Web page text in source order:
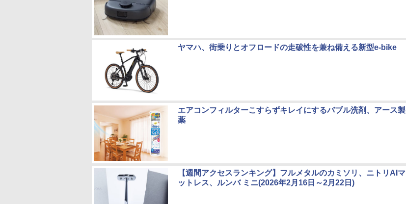
ヤマハ、街乗りとオフロードの走破性を兼ね備える新型e-bike
エアコンフィルターこすらずキレイにするバブル洗剤、アース製
薬
【週間アクセスランキング】フルメタルのカミソリ、ニトリAIマ
ットレス、ルンバ ミニ(2026年2月16日～2月22日)